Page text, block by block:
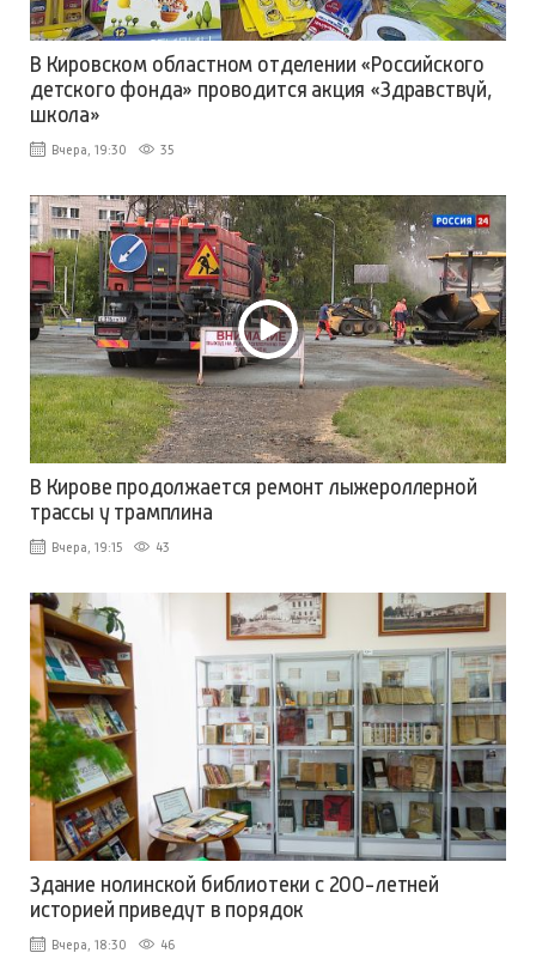
В Кировском областном отделении «Российского
детского фонда» проводится акция «Здравствуй,
школа»
Вчера, 19:30 35
В Кирове продолжается ремонт лыжероллерной
трассы у трамплина
Вчера, 19:15 43
Здание нолинской библиотеки с 200-летней
историей приведут в порядок
Вчера, 18:30 46